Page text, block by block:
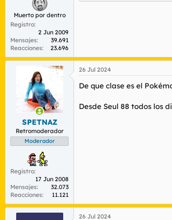
Muerto por dentro
Registro
2 Jun 2009
Mensajes
39.691
Reacciones
23.696
SPETNAZ
Retromoderador
Moderador
Registro
17 Jun 2008
Mensajes
32.073
Reacciones
11.121
26 Jul 2024
De que clase es el
Desde Seul 88 todos los
26 Jul 2024